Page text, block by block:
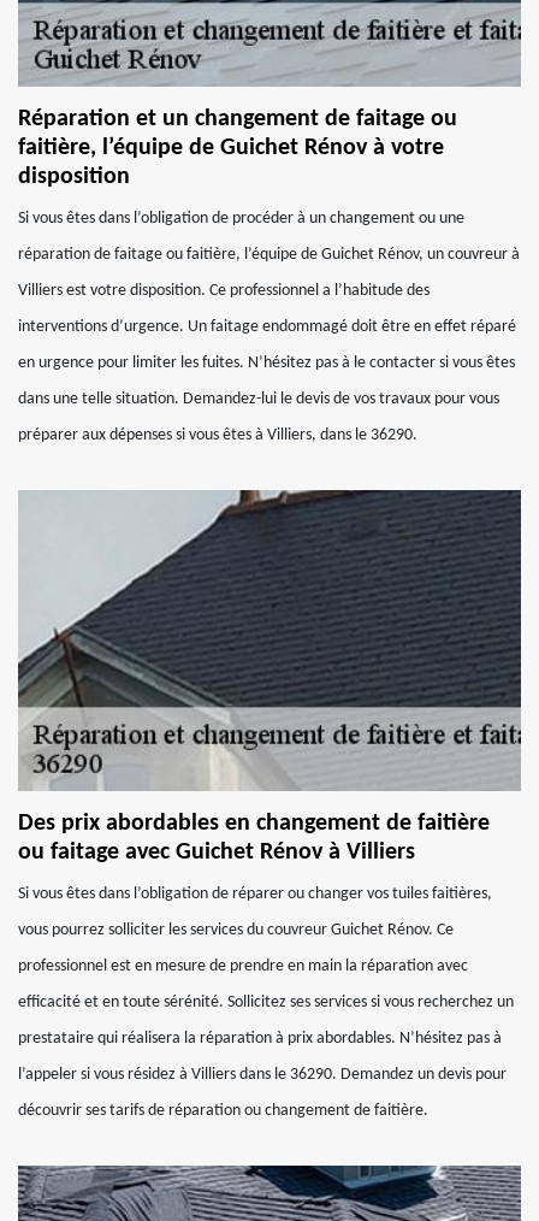
Réparation et un changement de faitage ou
faitière, l’équipe de Guichet Rénov à votre
disposition
Si vous êtes dans l’obligation de procéder à un changement ou une
réparation de faitage ou faitière, l’équipe de Guichet Rénov, un couvreur à
Villiers est votre disposition. Ce professionnel a l’habitude des
interventions d’urgence. Un faitage endommagé doit être en effet réparé
en urgence pour limiter les fuites. N’hésitez pas à le contacter si vous êtes
dans une telle situation. Demandez-lui le devis de vos travaux pour vous
préparer aux dépenses si vous êtes à Villiers, dans le 36290.
Des prix abordables en changement de faitière
ou faitage avec Guichet Rénov à Villiers
Si vous êtes dans l’obligation de réparer ou changer vos tuiles faitières,
vous pourrez solliciter les services du couvreur Guichet Rénov. Ce
professionnel est en mesure de prendre en main la réparation avec
efficacité et en toute sérénité. Sollicitez ses services si vous recherchez un
prestataire qui réalisera la réparation à prix abordables. N’hésitez pas à
l’appeler si vous résidez à Villiers dans le 36290. Demandez un devis pour
découvrir ses tarifs de réparation ou changement de faitière.